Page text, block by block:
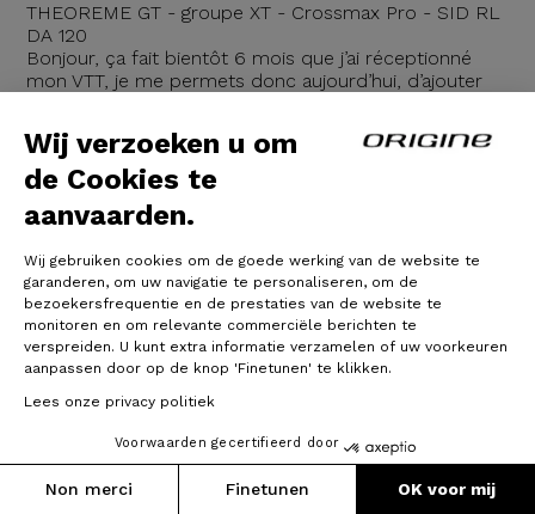
Wij verzoeken u om
de Cookies te
aanvaarden.
Wij gebruiken cookies om de goede werking van de website te
garanderen, om uw navigatie te personaliseren, om de
bezoekersfrequentie en de prestaties van de website te
monitoren en om relevante commerciële berichten te
verspreiden. U kunt extra informatie verzamelen of uw voorkeuren
aanpassen door op de knop 'Finetunen' te klikken.
Lees onze privacy politiek
Voorwaarden gecertifieerd door
Non merci Finetunen OK voor mij
THEOREME GT - groupe XT - Crossmax Pro - SID RL
DA 120
Bonjour, ça fait bientôt 6 mois que j’ai réceptionné
mon VTT, je me permets donc aujourd’hui, d’ajouter
des heures devant le configurateur à essayer de
fabriquer le vélo rêvé au meilleurs rapport
qualité/poids/prix.
Ensuite, le plus dur : le choix
29/04/2020
Verder lezen